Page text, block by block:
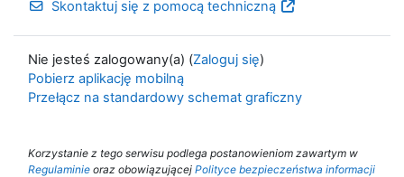
Skontaktuj się z pomocą techniczną
Nie jesteś zalogowany(a) (Zaloguj się)
Pobierz aplikację mobilną
Przełącz na standardowy schemat graficzny
Korzystanie z tego serwisu podlega postanowieniom zawartym w
Regulaminie oraz obowiązującej Polityce bezpieczeństwa informacji